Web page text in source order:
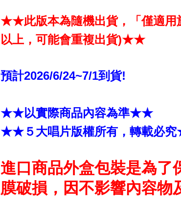
★★此版本為隨機出貨，「僅適用
以上，可能會重複出貨)★★
預計2026/6/24~7/1到貨!
★★以實際商品內容為準★★
★★５大唱片版權所有，轉載必
進口商品外盒包裝是為了
膜破損，因不影響內容物